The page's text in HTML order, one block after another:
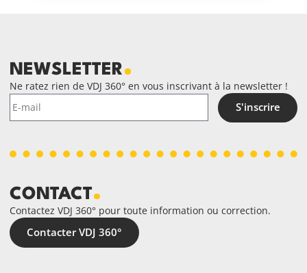
NEWSLETTER
Ne ratez rien de VDJ 360° en vous inscrivant à la newsletter !
S'inscrire
CONTACT
Contactez VDJ 360° pour toute information ou correction.
Contacter VDJ 360°